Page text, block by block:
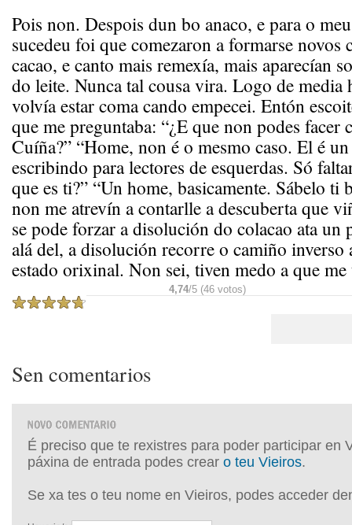
Pois non. Despois dun bo anaco, e para o
sucedeu foi que comezaron a formarse novos
cacao, e canto mais remexía, mais aparecían
do leite. Nunca tal cousa vira. Logo de media
volvía estar coma cando empecei. Entón
que me preguntaba: “¿E que non podes facer
Cuíña?” “Home, non é o mesmo caso. El é
escribindo para lectores de esquerdas. Só
que es ti?” “Un home, basicamente. Sábelo ti
non me atrevín a contarlle a descuberta que
se pode forzar a disolución do colacao ata un
alá del, a disolución recorre o camiño inverso
estado orixinal. Non sei, tiven medo a que
4,74/5 (46 votos)
Sen comentarios
É preciso que te rexistres para poder participar en
páxina de entrada podes crear o teu Vieiros.
Se xa tes o teu nome en Vieiros, podes acceder